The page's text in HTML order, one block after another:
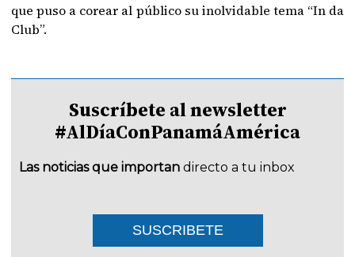
que puso a corear al público su inolvidable tema “In da
Club”.
Suscríbete al newsletter
#AlDíaConPanamáAmérica
Las noticias que importan directo a tu inbox
SUSCRIBETE